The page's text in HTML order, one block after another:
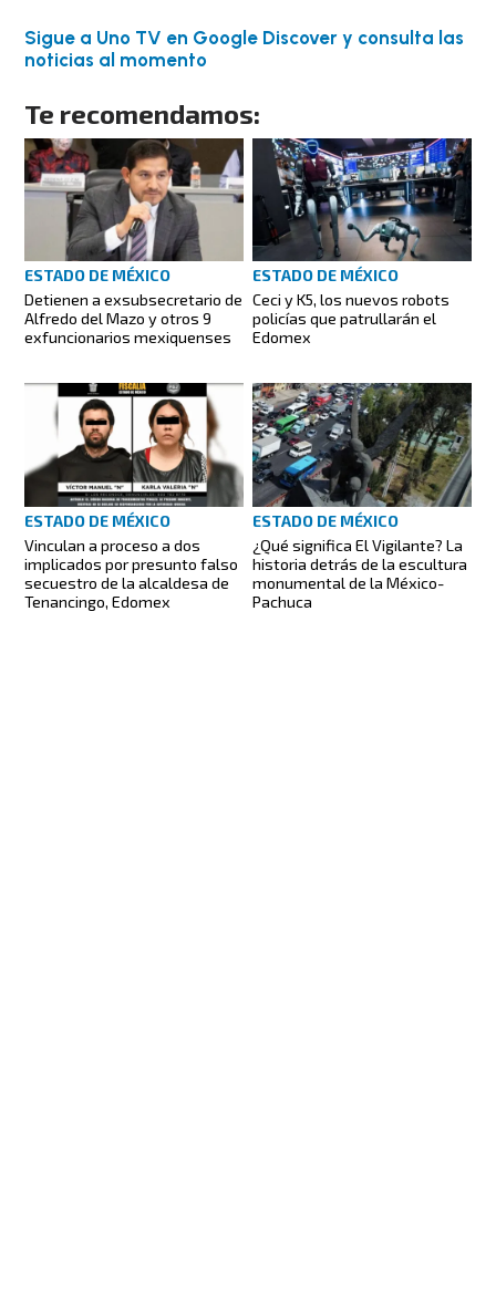
Sigue a Uno TV en Google Discover y consulta las
noticias al momento
Te recomendamos:
ESTADO DE MÉXICO
Detienen a exsubsecretario de
Alfredo del Mazo y otros 9
exfuncionarios mexiquenses
ESTADO DE MÉXICO
Ceci y K5, los nuevos robots
policías que patrullarán el
Edomex
ESTADO DE MÉXICO
Vinculan a proceso a dos
implicados por presunto falso
secuestro de la alcaldesa de
Tenancingo, Edomex
ESTADO DE MÉXICO
¿Qué significa El Vigilante? La
historia detrás de la escultura
monumental de la México-
Pachuca